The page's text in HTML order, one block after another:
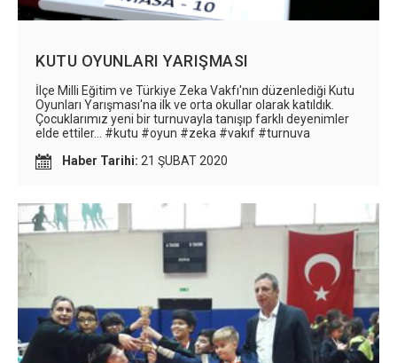
KUTU OYUNLARI YARIŞMASI
İlçe Milli Eğitim ve Türkiye Zeka Vakfı'nın düzenlediği Kutu
Oyunları Yarışması'na ilk ve orta okullar olarak katıldık.
Çocuklarımız yeni bir turnuvayla tanışıp farklı deyenimler
elde ettiler... #kutu #oyun #zeka #vakıf #turnuva
Haber Tarihi: 21 ŞUBAT 2020